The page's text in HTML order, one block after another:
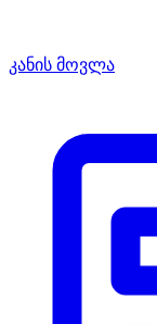
კანის მოვლა